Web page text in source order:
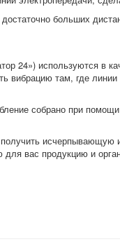
больших
24») используются в
вибрацию там, где
собрано при помощи
получить
вас продукцию и